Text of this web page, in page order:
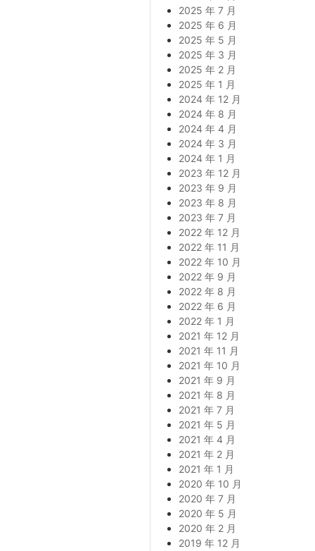
2025 年 7 月
2025 年 6 月
2025 年 5 月
2025 年 3 月
2025 年 2 月
2025 年 1 月
2024 年 12 月
2024 年 8 月
2024 年 4 月
2024 年 3 月
2024 年 1 月
2023 年 12 月
2023 年 9 月
2023 年 8 月
2023 年 7 月
2022 年 12 月
2022 年 11 月
2022 年 10 月
2022 年 9 月
2022 年 8 月
2022 年 6 月
2022 年 1 月
2021 年 12 月
2021 年 11 月
2021 年 10 月
2021 年 9 月
2021 年 8 月
2021 年 7 月
2021 年 5 月
2021 年 4 月
2021 年 2 月
2021 年 1 月
2020 年 10 月
2020 年 7 月
2020 年 5 月
2020 年 2 月
2019 年 12 月